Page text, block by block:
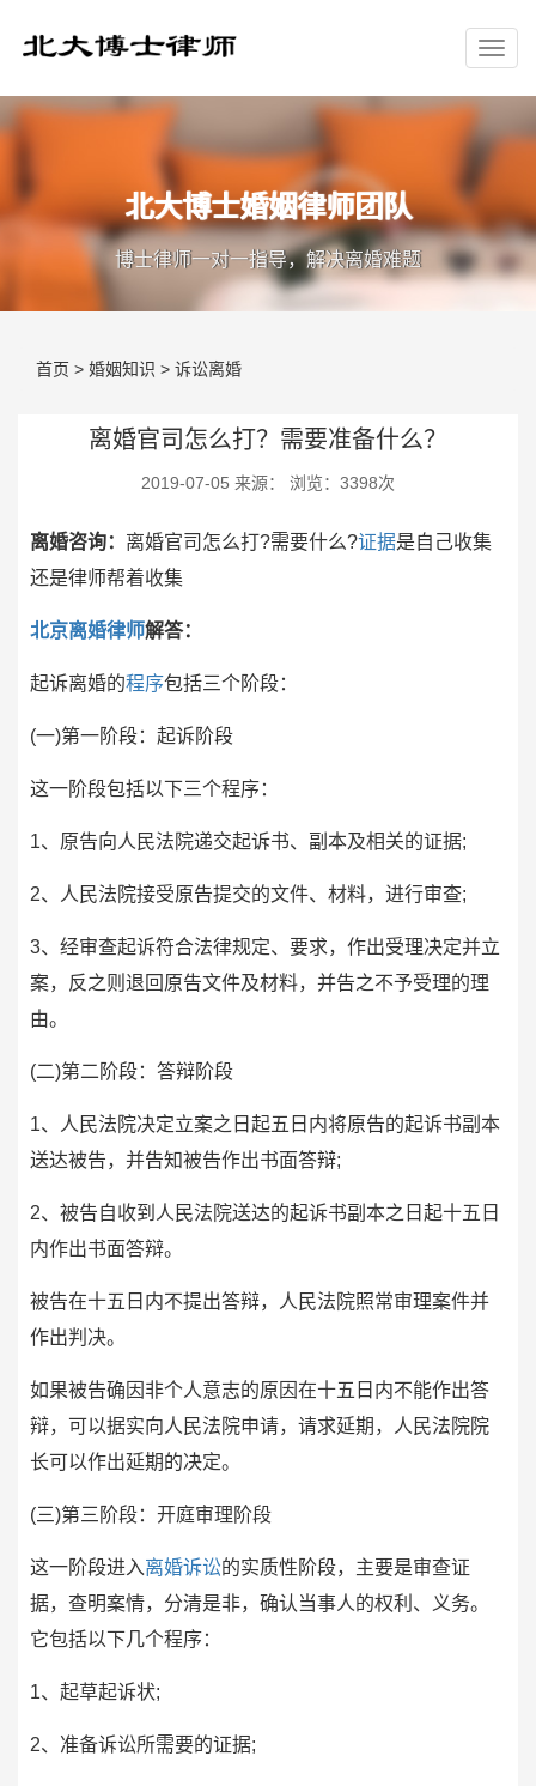
北大博士婚姻律师团队
博士律师一对一指导，解决离婚难题
首页 > 婚姻知识 > 诉讼离婚
离婚官司怎么打？需要准备什么？
2019-07-05 来源： 浏览：3398次
离婚咨询： 离婚官司怎么打?需要什么?证据是自己收集
还是律师帮着收集
北京离婚律师解答：
起诉离婚的程序包括三个阶段：
(一)第一阶段：起诉阶段
这一阶段包括以下三个程序：
1、原告向人民法院递交起诉书、副本及相关的证据;
2、人民法院接受原告提交的文件、材料，进行审查;
3、经审查起诉符合法律规定、要求，作出受理决定并立
案，反之则退回原告文件及材料，并告之不予受理的理
由。
(二)第二阶段：答辩阶段
1、人民法院决定立案之日起五日内将原告的起诉书副本
送达被告，并告知被告作出书面答辩;
2、被告自收到人民法院送达的起诉书副本之日起十五日
内作出书面答辩。
被告在十五日内不提出答辩，人民法院照常审理案件并
作出判决。
如果被告确因非个人意志的原因在十五日内不能作出答
辩，可以据实向人民法院申请，请求延期，人民法院院
长可以作出延期的决定。
(三)第三阶段：开庭审理阶段
这一阶段进入离婚诉讼的实质性阶段，主要是审查证
据，查明案情，分清是非，确认当事人的权利、义务。
它包括以下几个程序：
1、起草起诉状;
2、准备诉讼所需要的证据;